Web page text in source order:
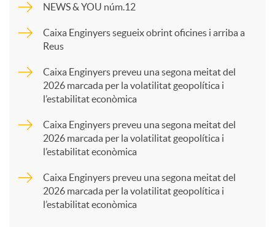
p
a
NEWS & YOU núm.12
Caixa Enginyers segueix obrint oficines i arriba a
Reus
Caixa Enginyers preveu una segona meitat del
2026 marcada per la volatilitat geopolítica i
l’estabilitat econòmica
Caixa Enginyers preveu una segona meitat del
2026 marcada per la volatilitat geopolítica i
l’estabilitat econòmica
Caixa Enginyers preveu una segona meitat del
2026 marcada per la volatilitat geopolítica i
l’estabilitat econòmica